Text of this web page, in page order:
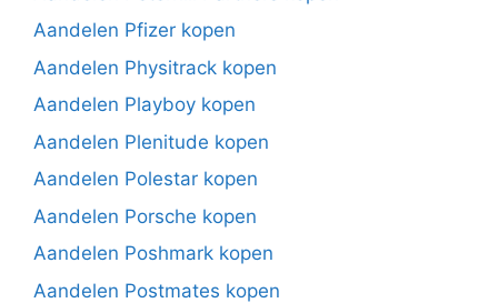
Aandelen Pfizer kopen
Aandelen Physitrack kopen
Aandelen Playboy kopen
Aandelen Plenitude kopen
Aandelen Polestar kopen
Aandelen Porsche kopen
Aandelen Poshmark kopen
Aandelen Postmates kopen